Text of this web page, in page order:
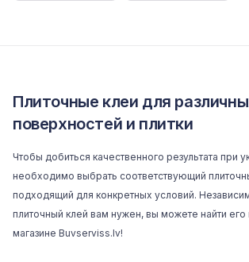
Плиточные клеи для
поверхностей и плитки
Чтобы добиться качественного результата при
необходимо выбрать соответствующий
подходящий для конкретных условий.
плиточный клей вам нужен, вы можете найти его
магазине Buvserviss.lv!